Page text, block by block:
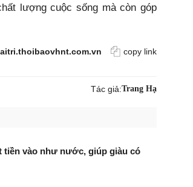
lượng cuộc sống mà còn góp
copy link
Tác giả:Trang Hạ
tiền vào như nước, giúp giàu có